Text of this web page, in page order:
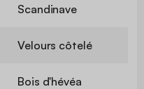
Scandinave
Velours côtelé
Bois d'hévéa